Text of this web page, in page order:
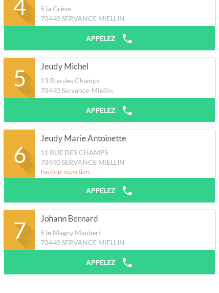
4
5 la Grève
70440SERVANCE MIELLIN
APPELEZ
5 Jeudy Michel
13 Rue des Champs
70440Servance-Miellin
APPELEZ
6
Jeudy Marie Antoinette
11 RUE DES CHAMPS
70440SERVANCE MIELLIN
Pas de prospection.
APPELEZ
7 Johann Bernard
5 le Magny Maubert
70440SERVANCE MIELLIN
APPELEZ